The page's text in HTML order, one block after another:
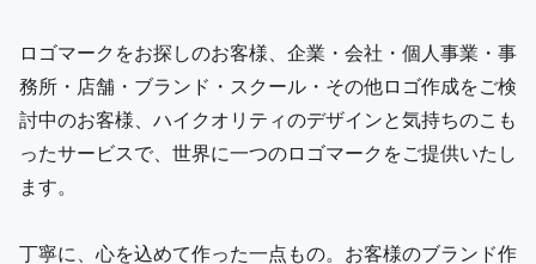
ロゴマークをお探しのお客様、企業・会社・個人事業・事
務所・店舗・ブランド・スクール・その他ロゴ作成をご検
討中のお客様、ハイクオリティのデザインと気持ちのこも
ったサービスで、世界に一つのロゴマークをご提供いたし
ます。
丁寧に、心を込めて作った一点もの。お客様のブランド作